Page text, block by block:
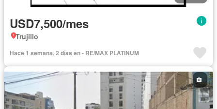
USD7,500/mes
Trujillo
Hace 1 semana, 2 días en - RE/MAX PLATINUM